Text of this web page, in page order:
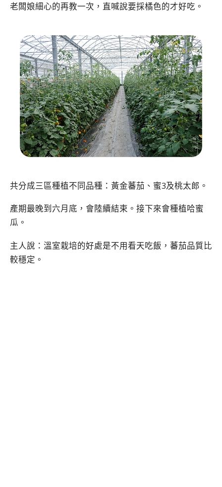
老闆娘細心的再教一次，直喊說要採橘色的才好吃。
共分成三區種植不同品種：黃金蕃茄、蜜3及桃太郎。
產期最晚到六月底，會陸續結束。接下來會種植哈蜜
瓜。
主人說：溫室栽培的好處是不用看天吃飯，蕃茄品質比
較穩定。